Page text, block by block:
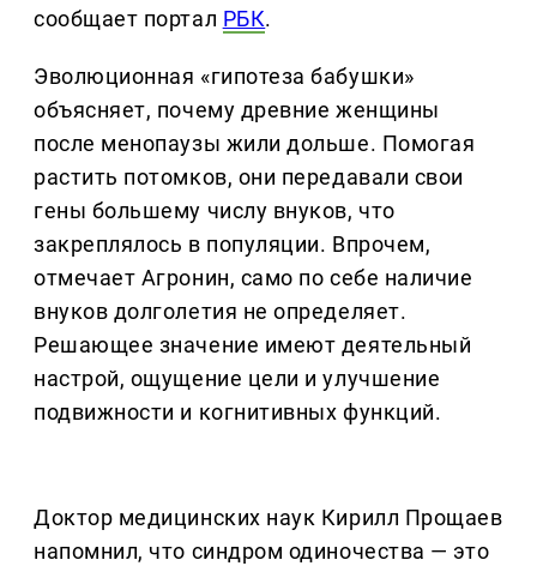
сообщает портал РБК.
Эволюционная «гипотеза бабушки»
объясняет, почему древние женщины
после менопаузы жили дольше. Помогая
растить потомков, они передавали свои
гены большему числу внуков, что
закреплялось в популяции. Впрочем,
отмечает Агронин, само по себе наличие
внуков долголетия не определяет.
Решающее значение имеют деятельный
настрой, ощущение цели и улучшение
подвижности и когнитивных функций.
Доктор медицинских наук Кирилл Прощаев
напомнил, что синдром одиночества — это